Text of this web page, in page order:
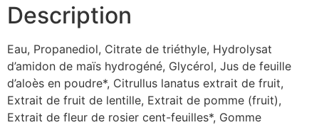
Description
Eau, Propanediol, Citrate de triéthyle, Hydrolysat
d’amidon de maïs hydrogéné, Glycérol, Jus de feuille
d’aloès en poudre*, Citrullus lanatus extrait de fruit,
Extrait de fruit de lentille, Extrait de pomme (fruit),
Extrait de fleur de rosier cent-feuilles*, Gomme